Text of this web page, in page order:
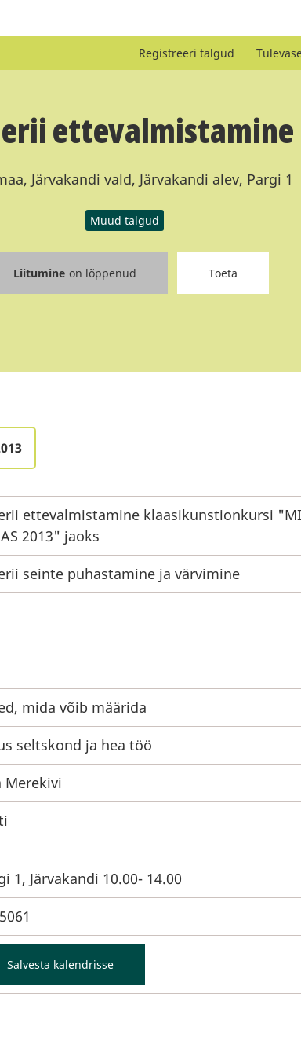
Registreeri talgud
ettevalmistamine
Järvakandi vald, Järvakandi alev, Pargi 1
Muud talgud
Liitumine on lõppenud Toeta
ettevalmistamine klaasikunstionkursi
2013" jaoks
seinte puhastamine ja värvimine
mida võib määrida
seltskond ja hea töö
Merekivi
1, Järvakandi 10.00- 14.00
Salvesta kalendrisse